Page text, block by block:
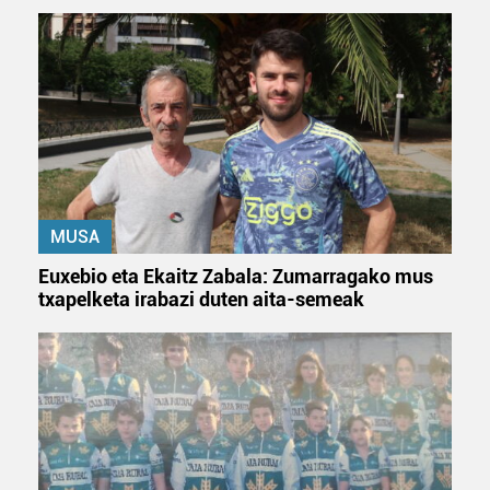
MUSA
Euxebio eta Ekaitz Zabala: Zumarragako mus
txapelketa irabazi duten aita-semeak